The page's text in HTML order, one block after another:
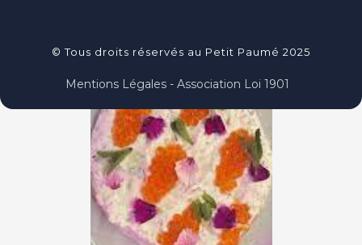
© Tous droits réservés au Petit Paumé 2025
Mentions Légales - Association Loi 1901